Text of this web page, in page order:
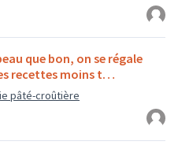
que bon, on se régale
recettes moins t…
pâté-croûtière